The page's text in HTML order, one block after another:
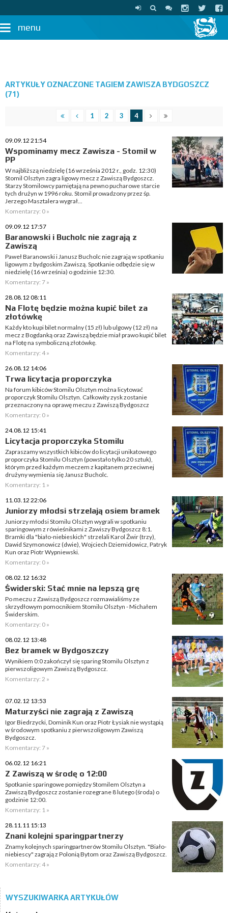
menu
ARTYKUŁY OZNACZONE TAGIEM ZAWISZA BYDGOSZCZ
(71)
1 2 3 4
09.09.12 21:54
Wspominamy mecz Zawisza - Stomil w
PP
W najbliższą niedzielę (16 września 2012 r., godz. 12:30)
Stomil Olsztyn zagra ligowy mecz z Zawiszą Bydgoszcz.
Starzy Stomilowcy pamiętają na pewno pucharowe starcie
tych drużyn w 1996 roku. Stomil prowadzony przez śp.
Jerzego Masztalera wygrał...
Komentarzy: 0 »
09.09.12 17:57
Baranowski i Bucholc nie zagrają z
Zawiszą
Paweł Baranowski i Janusz Bucholc nie zagrają w spotkaniu
ligowym z bydgoskim Zawiszą. Spotkanie odbędzie się w
niedzielę (16 września) o godzinie 12:30.
Komentarzy: 7 »
28.08.12 08:11
Na Flotę będzie można kupić bilet za
złotówkę
Każdy kto kupi bilet normalny (15 zł) lub ulgowy (12 zł) na
mecz z Bogdanką oraz Zawiszą będzie miał prawo kupić bilet
na Flotę na symboliczną złotówkę.
Komentarzy: 4 »
26.08.12 14:06
Trwa licytacja proporczyka
Na forum kibiców Stomilu Olsztyn można licytować
proporczyk Stomilu Olsztyn. Całkowity zysk zostanie
przeznaczony na oprawę meczu z Zawiszą Bydgoszcz
Komentarzy: 0 »
24.08.12 15:41
Licytacja proporczyka Stomilu
Zapraszamy wszystkich kibiców do licytacji unikatowego
proporczyka Stomilu Olsztyn (powstało tylko 20 sztuk),
którym przed każdym meczem z kapitanem przeciwnej
drużyny wymienia się Janusz Bucholc.
Komentarzy: 1 »
11.03.12 22:06
Juniorzy młodsi strzelają osiem bramek
Juniorzy młodsi Stomilu Olsztyn wygrali w spotkaniu
sparingowym z rówieśnikami z Zawiszy Bydgoszcz 8:1.
Bramki dla "biało-niebieskich" strzelali Karol Żwir (trzy),
Dawid Szymonowicz (dwie), Wojciech Dziemidowicz, Patryk
Kun oraz Piotr Wypniewski.
Komentarzy: 0 »
08.02.12 16:32
Świderski: Stać mnie na lepszą grę
Po meczu z Zawiszą Bydgoszcz rozmawialiśmy ze
skrzydłowym pomocnikiem Stomilu Olsztyn - Michałem
Świderskim.
Komentarzy: 0 »
08.02.12 13:48
Bez bramek w Bydgoszczy
Wynikiem 0:0 zakończył się sparing Stomilu Olsztyn z
pierwszoligowym Zawiszą Bydgoszcz.
Komentarzy: 2 »
07.02.12 13:53
Maturzyści nie zagrają z Zawiszą
Igor Biedrzycki, Dominik Kun oraz Piotr Łysiak nie wystąpią
w środowym spotkaniu z pierwszoligowym Zawiszą
Bydgoszcz.
Komentarzy: 7 »
06.02.12 16:21
Z Zawiszą w środę o 12:00
Spotkanie sparingowe pomiędzy Stomilem Olsztyn a
Zawiszą Bydgoszcz zostanie rozegrane 8 lutego (środa) o
godzinie 12:00.
Komentarzy: 1 »
28.11.11 15:13
Znani kolejni sparingpartnerzy
Znamy kolejnych sparingpartnerów Stomilu Olsztyn. "Biało-
niebiescy" zagrają z Polonią Bytom oraz Zawiszą Bydgoszcz.
Komentarzy: 4 »
WYSZUKIWARKA ARTYKUŁÓW